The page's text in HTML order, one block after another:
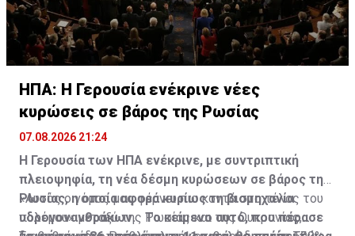
ΗΠΑ: Η Γερουσία ενέκρινε νέες
κυρώσεις σε βάρος της Ρωσίας
07.08.2026 21:24
Η Γερουσία των ΗΠΑ ενέκρινε, με συντριπτική
πλειοψηφία, τη νέα δέσμη κυρώσεων σε βάρος της
Ρωσίας, η οποία αφορά κυρίως τη βιομηχανία
υδρογονανθράκων. Το κείμενο αυτό, που πέρασε
«Αυτός ο νόμος μας φέρνει πιο κοντά στο τέλος του
πολέμου» μεταξύ της Ρωσίας και της Ουκρανίας,